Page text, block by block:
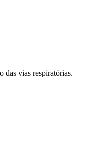
das vias respiratórias.